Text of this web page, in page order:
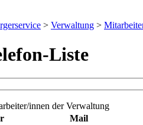
> Verwaltung >
Liste
innen der Verwaltung
Mail